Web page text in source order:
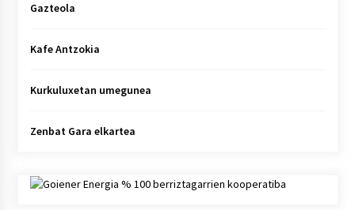
Gazteola
Kafe Antzokia
Kurkuluxetan umegunea
Zenbat Gara elkartea